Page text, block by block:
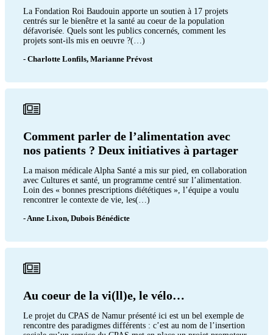
La Fondation Roi Baudouin apporte un soutien à 17 projets
centrés sur le bienêtre et la santé au coeur de la population
défavorisée. Quels sont les publics concernés, comment les
projets sont-ils mis en oeuvre ?(…)
- Charlotte Lonfils, Marianne Prévost
Comment parler de l’alimentation avec
nos patients ? Deux initiatives à partager
La maison médicale Alpha Santé a mis sur pied, en collaboration
avec Cultures et santé, un programme centré sur l’alimentation.
Loin des « bonnes prescriptions diététiques », l’équipe a voulu
rencontrer le contexte de vie, les(…)
- Anne Lixon, Dubois Bénédicte
Au coeur de la vi(ll)e, le vélo…
Le projet du CPAS de Namur présenté ici est un bel exemple de
rencontre des paradigmes différents : c’est au nom de l’insertion